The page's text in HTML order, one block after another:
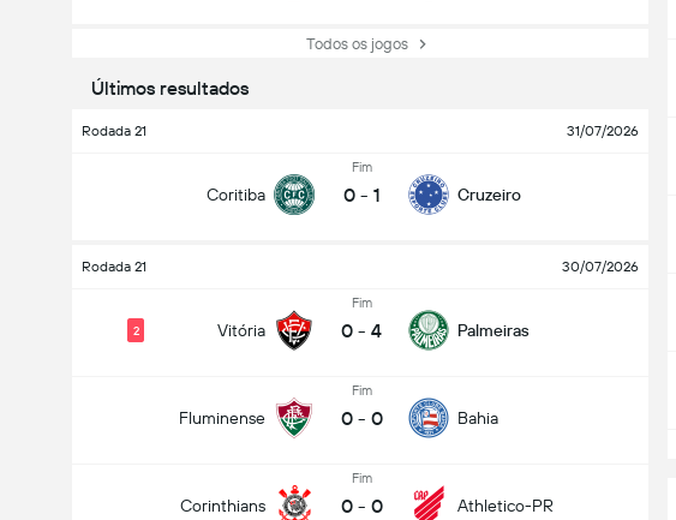
Todos os jogos
Últimos resultados
Rodada 21 31/07/2026
Coritiba
Fim
0 - 1 Cruzeiro
Rodada 21 30/07/2026
Vitória
2
Fim
0 - 4 Palmeiras
Fluminense
Fim
0 - 0 Bahia
Corinthians
Fim
0 - 0 Athletico-PR